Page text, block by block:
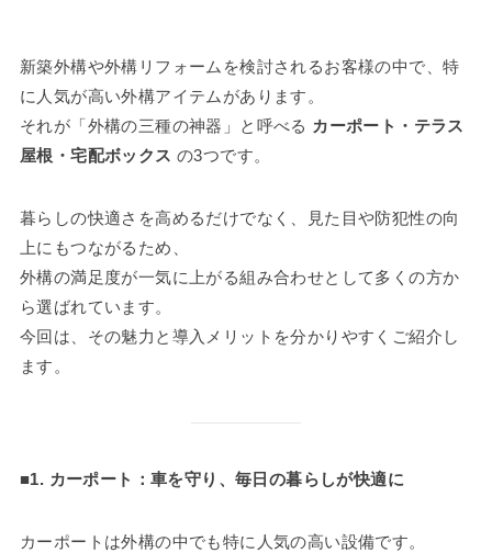
新築外構や外構リフォームを検討されるお客様の中で、特
に人気が高い外構アイテムがあります。
それが「外構の三種の神器」と呼べる カーポート・テラス
屋根・宅配ボックス の3つです。
暮らしの快適さを高めるだけでなく、見た目や防犯性の向
上にもつながるため、
外構の満足度が一気に上がる組み合わせとして多くの方か
ら選ばれています。
今回は、その魅力と導入メリットを分かりやすくご紹介し
ます。
■1. カーポート：車を守り、毎日の暮らしが快適に
カーポートは外構の中でも特に人気の高い設備です。